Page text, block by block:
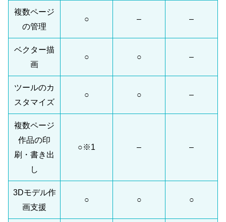
複数ページ
の管理
○ – –
ベクター描
画
○ ○ –
ツールのカ
スタマイズ
○ ○ –
複数ページ
作品の印
刷・書き出
し
○※1 – –
3Dモデル作
画支援
○ ○ ○